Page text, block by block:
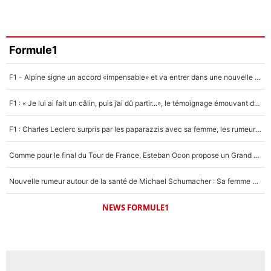
Formule1
F1 - Alpine signe un accord «impensable» et va entrer dans une nouvelle dimension : Grande nouvelle pour Pierre Gasly !
F1 : « Je lui ai fait un câlin, puis j’ai dû partir...», le témoignage émouvant de Max Verstappen sur sa fille
F1 : Charles Leclerc surpris par les paparazzis avec sa femme, les rumeurs étaient vraies !
Comme pour le final du Tour de France, Esteban Ocon propose un Grand Prix de Formule 1 à Paris : «Autour de l’Arc de Triomphe, ce serait génial» !
Nouvelle rumeur autour de la santé de Michael Schumacher : Sa femme Corinna sort du silence
NEWS FORMULE1